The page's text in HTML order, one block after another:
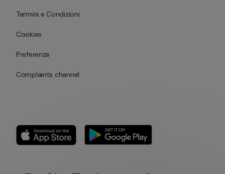
Termini e Condizioni
Cookies
Preferenze
Complaints channel